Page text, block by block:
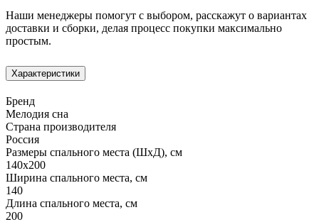
Наши менеджеры помогут с выбором, расскажут о вариантах
доставки и сборки, делая процесс покупки максимально
простым.
Характеристики
Бренд
Мелодия сна
Страна производителя
Россия
Размеры спального места (ШхД), см
140х200
Ширина спального места, см
140
Длина спального места, см
200